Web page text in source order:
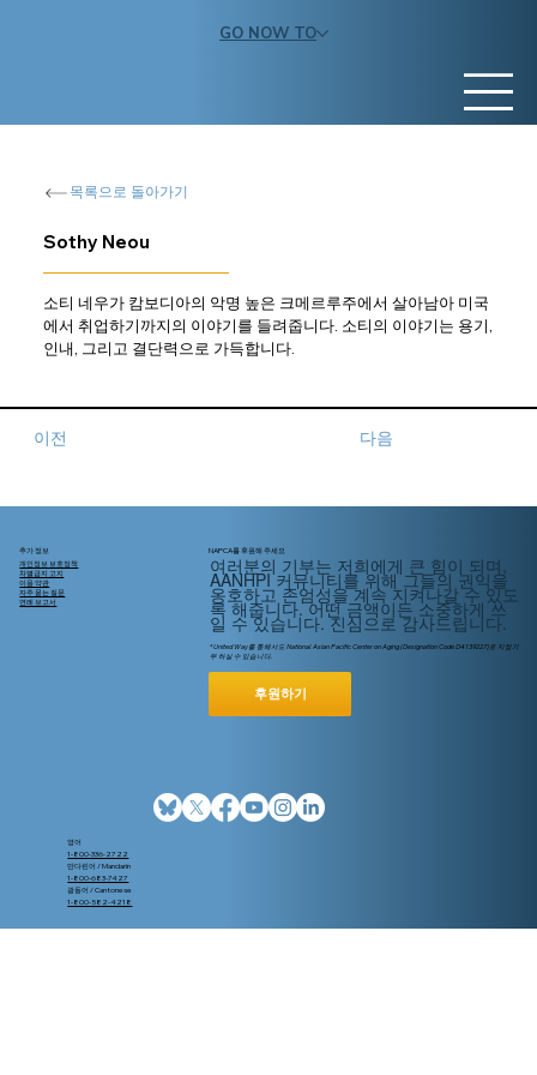
GO NOW TO
목록으로 돌아가기
Sothy Neou
소티 네우가 캄보디아의 악명 높은 크메르루주에서 살아남아 미국
에서 취업하기까지의 이야기를 들려줍니다. 소티의 이야기는 용기,
인내, 그리고 결단력으로 가득합니다.
이전 다음
추가 정보
개인정보 보호정책
차별금지 고지
이용 약관
자주 묻는 질문
연례 보고서
NAPCA를 후원해 주세요
여러분의 기부는 저희에게 큰 힘이 되며,
AANHPI 커뮤니티를 위해그들의 권익을
옹호하고 존엄성을 계속 지켜나갈 수 있도
록 해줍니다. 어떤 금액이든 소중하게 쓰
일 수 있습니다. 진심으로 감사드립니다.
* United Way를 통해서도 National Asian Pacific Center on Aging (Designation Code D4139227)로 지정기
부 하실 수 있습니다.
후원하기
영어
1-800-336-2722
만다린어 / Mandarin
1-800-683-7427
광동어 / Cantonese
1-800-582-4218